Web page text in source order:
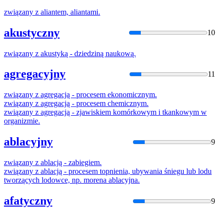
związany z aliantem, aliantami.
akustyczny 10
związany z akustyką - dziedziną naukową.
agregacyjny 11
związany z agregacją - procesem ekonomicznym.
związany z agregacją - procesem chemicznym.
związany z agregacją - zjawiskiem komórkowym i tkankowym w
organizmie.
ablacyjny 9
związany z ablacją - zabiegiem.
związany z ablacją - procesem topnienia, ubywania śniegu lub lodu
tworzących lodowce, np. morena ablacyjna.
afatyczny 9